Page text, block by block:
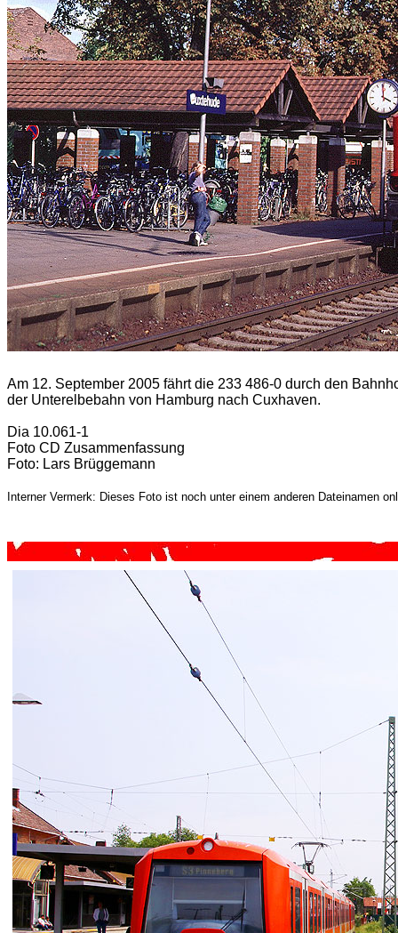
Am 12. September 2005 fährt die 233 486-0 durch den
der Unterelbebahn von Hamburg nach Cuxhaven.
Dia 10.061-1
Foto CD Zusammenfassung
Foto: Lars Brüggemann
Interner Vermerk: Dieses Foto ist noch unter einem anderen Dateinamen